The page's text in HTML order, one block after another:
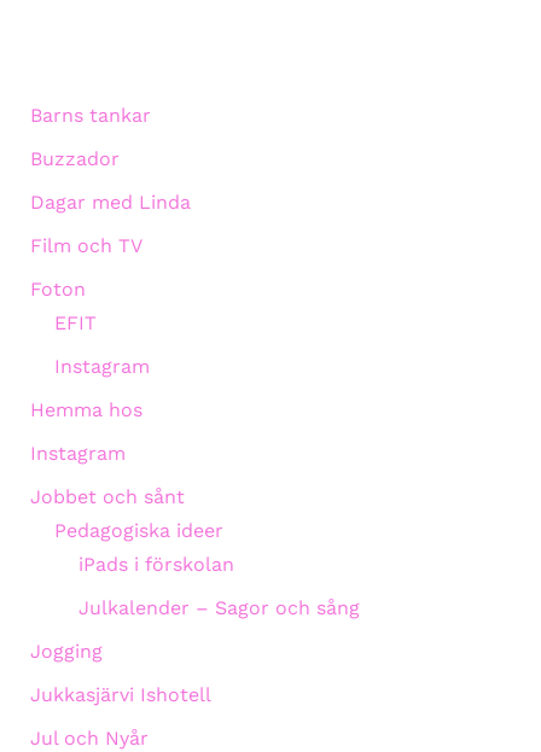
Barns tankar
Buzzador
Dagar med Linda
Film och TV
Foton
EFIT
Instagram
Hemma hos
Instagram
Jobbet och sånt
Pedagogiska ideer
iPads i förskolan
Julkalender – Sagor och sång
Jogging
Jukkasjärvi Ishotell
Jul och Nyår